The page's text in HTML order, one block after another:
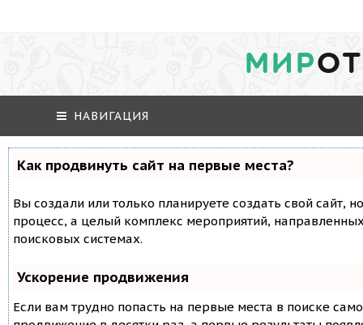
МИР
НАВИГАЦИЯ
Как продвинуть сайт на первые места?
Вы создали или только планируете создать свой сайт,
процесс, а целый комплекс мероприятий,
поисковых системах.
Ускорение продвижения
Если вам трудно попасть на первые места в поиске